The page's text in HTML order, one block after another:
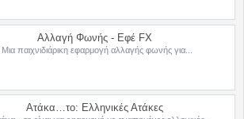
Αλλαγή Φωνής - Εφέ FX
Μια παιχνιδιάρικη εφαρμογή αλλαγής φωνής για...
Ατάκα…το: Ελληνικές Ατάκες